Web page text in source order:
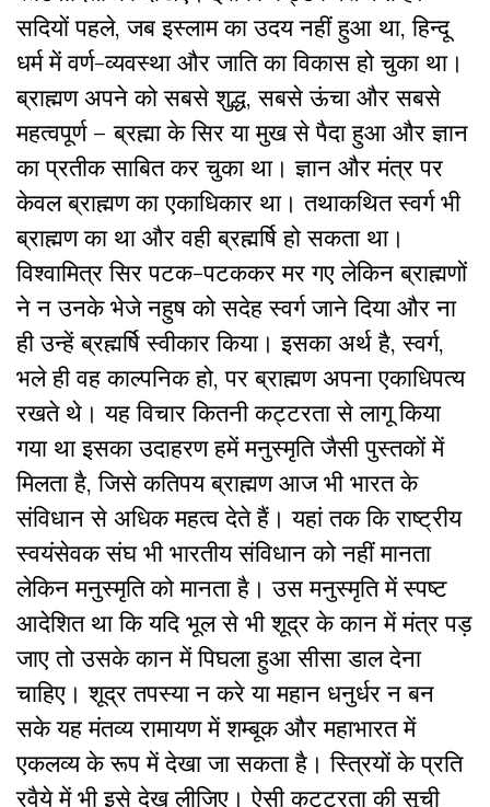
सदियों पहले, जब इस्लाम का उदय नहीं हुआ था, हिन्दू
धर्म में वर्ण-व्यवस्था और जाति का विकास हो चुका था।
ब्राह्मण अपने को सबसे शुद्ध, सबसे ऊंचा और सबसे
महत्वपूर्ण – ब्रह्मा के सिर या मुख से पैदा हुआ और ज्ञान
का प्रतीक साबित कर चुका था। ज्ञान और मंत्र पर
केवल ब्राह्मण का एकाधिकार था। तथाकथित स्वर्ग भी
ब्राह्मण का था और वही ब्रह्मर्षि हो सकता था।
विश्वामित्र सिर पटक-पटककर मर गए लेकिन ब्राह्मणों
ने न उनके भेजे नहुष को सदेह स्वर्ग जाने दिया और ना
ही उन्हें ब्रह्मर्षि स्वीकार किया। इसका अर्थ है, स्वर्ग,
भले ही वह काल्पनिक हो, पर ब्राह्मण अपना एकाधिपत्य
रखते थे। यह विचार कितनी कट्टरता से लागू किया
गया था इसका उदाहरण हमें मनुस्मृति जैसी पुस्तकों में
मिलता है, जिसे कतिपय ब्राह्मण आज भी भारत के
संविधान से अधिक महत्व देते हैं। यहां तक कि राष्ट्रीय
स्वयंसेवक संघ भी भारतीय संविधान को नहीं मानता
लेकिन मनुस्मृति को मानता है। उस मनुस्मृति में स्पष्ट
आदेशित था कि यदि भूल से भी शूद्र के कान में मंत्र पड़
जाए तो उसके कान में पिघला हुआ सीसा डाल देना
चाहिए। शूद्र तपस्या न करे या महान धनुर्धर न बन
सके यह मंतव्य रामायण में शम्बूक और महाभारत में
एकलव्य के रूप में देखा जा सकता है। स्त्रियों के प्रति
रवैये में भी इसे देख लीजिए। ऐसी कट्टरता की सूची